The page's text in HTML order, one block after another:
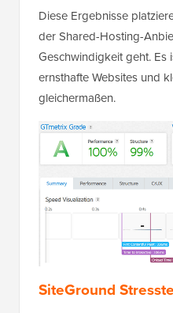
Diese Ergebnisse
der Shared-Hosting-
Geschwindigkeit geht. Es
ernsthafte Websites und
gleichermaßen.
SiteGround